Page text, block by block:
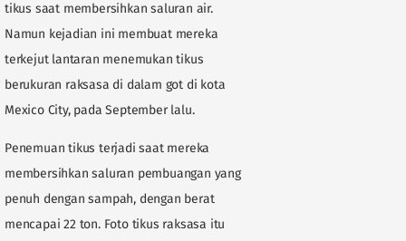
tikus saat membersihkan saluran air.
Namun kejadian ini membuat mereka
terkejut lantaran menemukan tikus
berukuran raksasa di dalam got di kota
Mexico City, pada September lalu.
Penemuan tikus terjadi saat mereka
membersihkan saluran pembuangan yang
penuh dengan sampah, dengan berat
mencapai 22 ton. Foto tikus raksasa itu